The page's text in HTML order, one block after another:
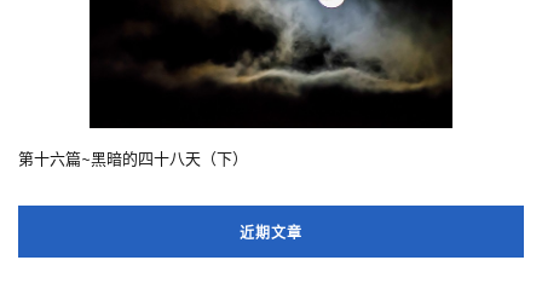
第十六篇~黑暗的四十八天（下）
近期文章